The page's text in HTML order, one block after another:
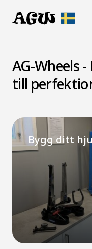
content
AG-Wheels
till
Bygg ditt